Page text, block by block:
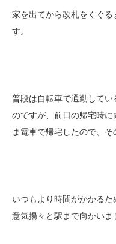
家を出てから改札をくぐる
す。
普段は自転車で通勤してい
のですが、前日の帰宅時
ま電車で帰宅したので、そ
いつもより時間がかかる
意気揚々と駅まで向かいま